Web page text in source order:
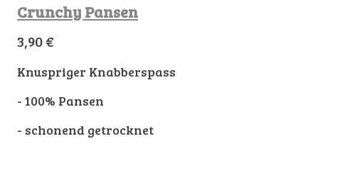
Crunchy Pansen
3,90 €
Knuspriger Knabberspass
- 100% Pansen
- schonend getrocknet